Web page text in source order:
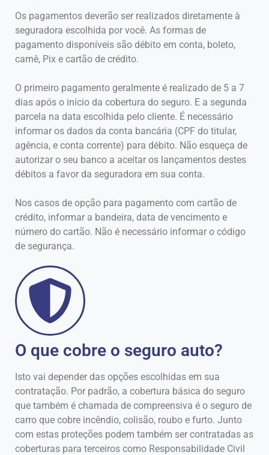
Os pagamentos deverão ser realizados diretamente à
seguradora escolhida por você. As formas de
pagamento disponíveis são débito em conta, boleto,
carnê, Pix e cartão de crédito.
O primeiro pagamento geralmente é realizado de 5 a 7
dias após o início da cobertura do seguro. E a segunda
parcela na data escolhida pelo cliente. É necessário
informar os dados da conta bancária (CPF do titular,
agência, e conta corrente) para débito. Não esqueça de
autorizar o seu banco a aceitar os lançamentos destes
débitos a favor da seguradora em sua conta.
Nos casos de opção para pagamento com cartão de
crédito, informar a bandeira, data de vencimento e
número do cartão. Não é necessário informar o código
de segurança.
O que cobre o seguro auto?
Isto vai depender das opções escolhidas em sua
contratação. Por padrão, a cobertura básica do seguro
que também é chamada de compreensiva é o seguro de
carro que cobre incêndio, colisão, roubo e furto. Junto
com estas proteções podem também ser contratadas as
coberturas para terceiros como Responsabilidade Civil